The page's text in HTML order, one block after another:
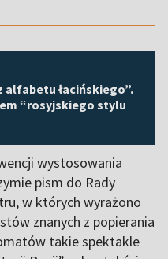
alfabetu łacińskiego”.
“rosyjskiego stylu
wystosowania
pism do Rady
w których wyrażono
znanych z popierania
​​takie spektakle